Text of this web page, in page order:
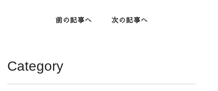
前の記事へ 次の記事へ
Category